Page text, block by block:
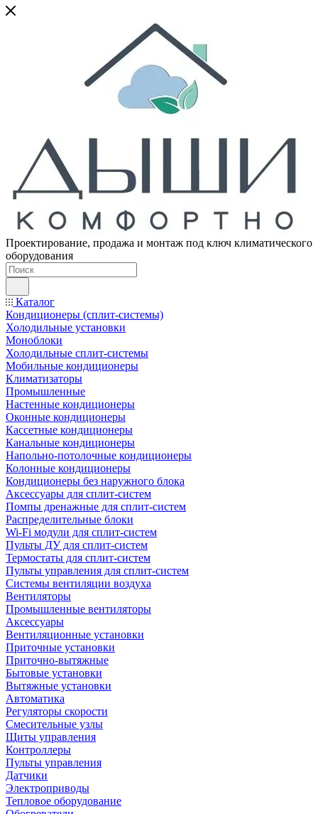
Проектирование, продажа и монтаж под ключ климатического
оборудования
Каталог
Кондиционеры (сплит-системы)
Холодильные установки
Моноблоки
Холодильные сплит-системы
Мобильные кондиционеры
Климатизаторы
Промышленные
Настенные кондиционеры
Оконные кондиционеры
Кассетные кондиционеры
Канальные кондиционеры
Напольно-потолочные кондиционеры
Колонные кондиционеры
Кондиционеры без наружного блока
Аксессуары для сплит-систем
Помпы дренажные для сплит-систем
Распределительные блоки
Wi-Fi модули для сплит-систем
Пульты ДУ для сплит-систем
Термостаты для сплит-систем
Пульты управления для сплит-систем
Системы вентиляции воздуха
Вентиляторы
Промышленные вентиляторы
Аксессуары
Вентиляционные установки
Приточные установки
Приточно-вытяжные
Бытовые установки
Вытяжные установки
Автоматика
Регуляторы скорости
Смесительные узлы
Щиты управления
Контроллеры
Пульты управления
Датчики
Электроприводы
Тепловое оборудование